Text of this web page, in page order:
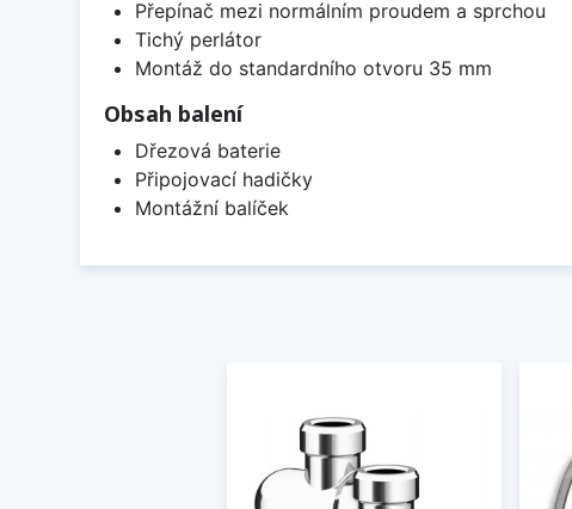
Přepínač mezi normálním proudem a sprchou
Tichý perlátor
Montáž do standardního otvoru 35 mm
Obsah balení
Dřezová baterie
Připojovací hadičky
Montážní balíček